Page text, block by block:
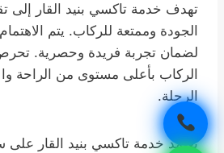
تهدف خدمة تاكسي بنيد القار إلى
الجودة وممتعة للركاب. يتم
لضمان تجربة فريدة وحصرية.
الركاب بأعلى مستوى من الراحة
الرحلة.
تعتمد خدمة تاكسي بنيد القار على